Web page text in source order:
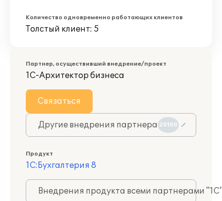
Количество одновременно работающих клиентов
Толстый клиент: 5
Партнер, осуществивший внедрение/проект
1С-Архитектор бизнеса
Связаться
Другие внедрения партнера 20100
Продукт
1С:Бухгалтерия 8
Внедрения продукта всеми партнерами